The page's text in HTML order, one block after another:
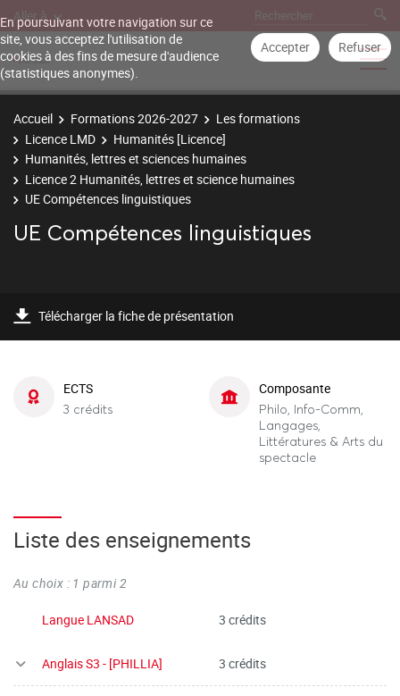
En poursuivant votre navigation sur ce
site, vous acceptez l'utilisation de
cookies à des fins de mesure d'audience
(statistiques anonymes).
Accepter Refuser
Aller à
Accueil Formations 2026-2027
Les formations
Licence LMD
Humanités [Licence]
Humanités, lettres et sciences humaines
Licence 2 Humanités, lettres et science humaines
UE Compétences linguistiques
UE Compétences linguistiques
Télécharger la fiche de présentation
ECTS
3 crédits
Composante
Philo, Info-Comm,
Langages,
Littératures & Arts du
spectacle
Liste des enseignements
Au choix : 1 parmi 2
Langue LANSAD 3 crédits
Anglais S3 - [PHILLIA] 3 crédits